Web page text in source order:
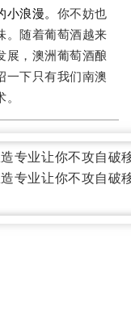
浪漫。 你不妨也
随着葡萄酒越来
展，澳洲葡萄酒酿
一下只有我们南澳